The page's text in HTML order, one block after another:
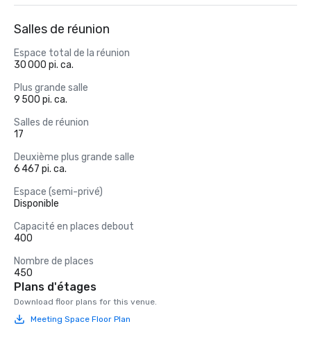
Salles de réunion
Espace total de la réunion
30 000 pi. ca.
Plus grande salle
9 500 pi. ca.
Salles de réunion
17
Deuxième plus grande salle
6 467 pi. ca.
Espace (semi-privé)
Disponible
Capacité en places debout
400
Nombre de places
450
Plans d'étages
Download floor plans for this venue.
Meeting Space Floor Plan